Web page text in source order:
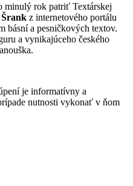
minulý rok patriť Textárskej
Šrank z internetového portálu
básní a pesničkových textov.
a vynikajúceho českého
je informatívny a
nutnosti vykonať v ňom